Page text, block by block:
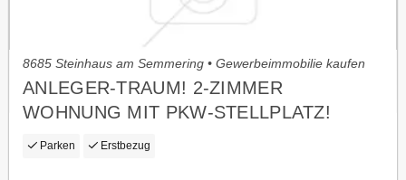
8685 Steinhaus am Semmering • Gewerbeimmobilie kaufen
ANLEGER-TRAUM! 2-ZIMMER
WOHNUNG MIT PKW-STELLPLATZ!
AIRBNB & ZWEITWOHNSITZ MÖGLICH!
Parken Erstbezug